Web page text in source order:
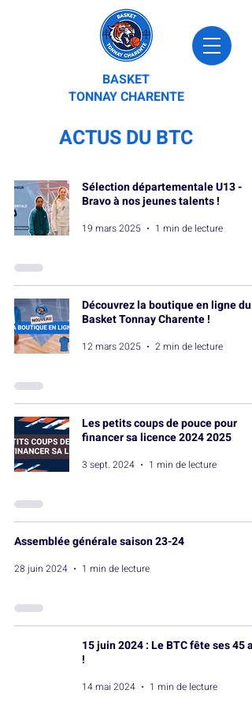
BASKET
TONNAY CHARENTE
ACTUS DU BTC
Sélection départementale U13 -
Bravo à nos jeunes talents !
19 mars 2025 1 min de lecture
Découvrez la boutique en ligne du
Basket Tonnay Charente !
12 mars 2025 2 min de lecture
Les petits coups de pouce pour
financer sa licence 2024 2025
3 sept. 2024 1 min de lecture
Assemblée générale saison 23-24
28 juin 2024 1 min de lecture
15 juin 2024 : Le BTC fête ses 45
!
14 mai 2024 1 min de lecture